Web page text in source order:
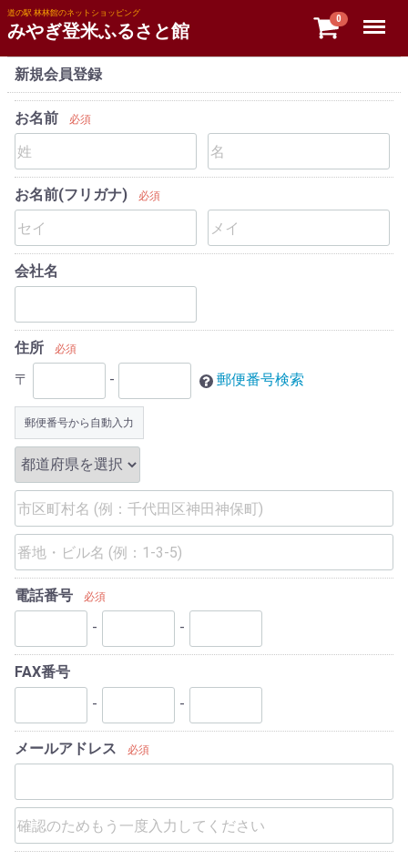
道の駅 林林館のネットショッピング
みやぎ登米ふるさと館
0 Menu
新規会員登録
お名前 必須
お名前(フリガナ) 必須
会社名
住所 必須
〒 - 郵便番号検索
郵便番号から自動入力
電話番号 必須
- -
FAX番号
-
-
メールアドレス 必須